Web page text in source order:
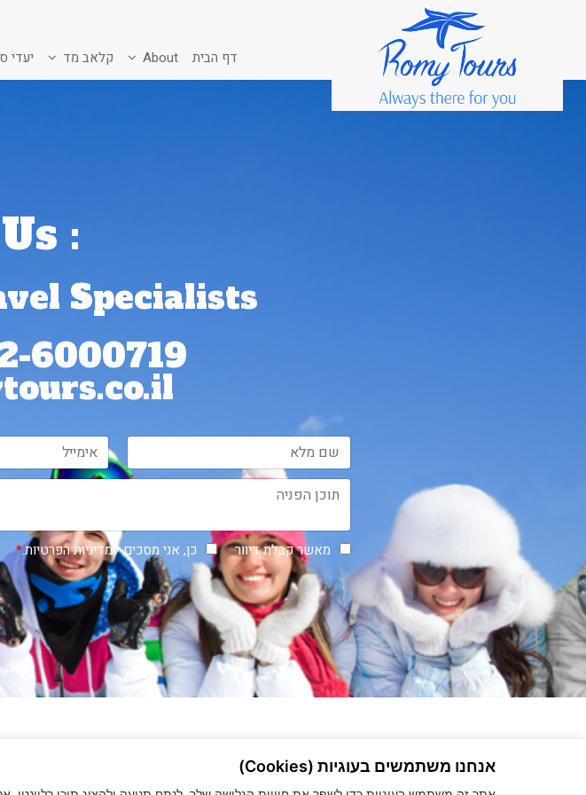
דף הבית About קלאב מד יעדי
: Call Us
Specialists
6000719
מאשר קבלת דיוור כן, אני מסכים למדיניות הפרטיות.*
אנחנו משתמשים בעוגיות (Cookies)